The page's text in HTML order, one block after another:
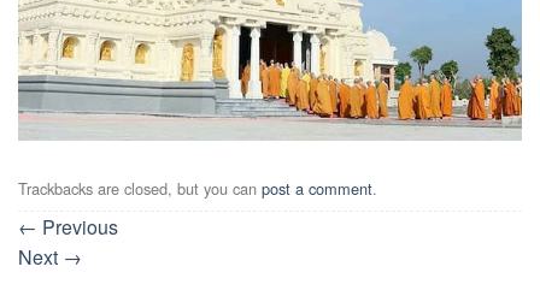
Trackbacks are closed, but you can post a comment.
← Previous
Next →